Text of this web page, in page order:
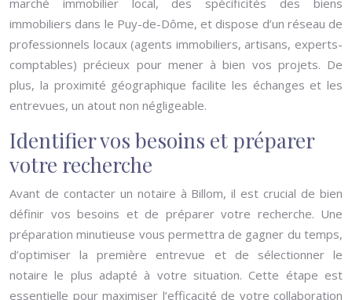
marché immobilier local, des spécificités des biens
immobiliers dans le Puy-de-Dôme, et dispose d’un réseau de
professionnels locaux (agents immobiliers, artisans, experts-
comptables) précieux pour mener à bien vos projets. De
plus, la proximité géographique facilite les échanges et les
entrevues, un atout non négligeable.
Identifier vos besoins et préparer
votre recherche
Avant de contacter un notaire à Billom, il est crucial de bien
définir vos besoins et de préparer votre recherche. Une
préparation minutieuse vous permettra de gagner du temps,
d’optimiser la première entrevue et de sélectionner le
notaire le plus adapté à votre situation. Cette étape est
essentielle pour maximiser l’efficacité de votre collaboration